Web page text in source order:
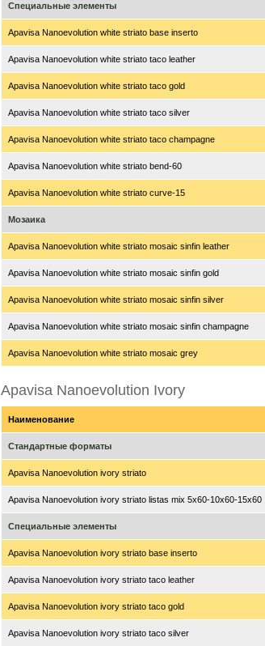
Специальные элементы
Apavisa Nanoevolution white striato base inserto
Apavisa Nanoevolution white striato taco leather
Apavisa Nanoevolution white striato taco gold
Apavisa Nanoevolution white striato taco silver
Apavisa Nanoevolution white striato taco champagne
Apavisa Nanoevolution white striato bend-60
Apavisa Nanoevolution white striato curve-15
Мозаика
Apavisa Nanoevolution white striato mosaic sinfin leather
Apavisa Nanoevolution white striato mosaic sinfin gold
Apavisa Nanoevolution white striato mosaic sinfin silver
Apavisa Nanoevolution white striato mosaic sinfin champagne
Apavisa Nanoevolution white striato mosaic grey
Apavisa Nanoevolution Ivory
Наименование
Стандартные форматы
Apavisa Nanoevolution ivory striato
Apavisa Nanoevolution ivory striato listas mix 5x60-10x60-15x60
Специальные элементы
Apavisa Nanoevolution ivory striato base inserto
Apavisa Nanoevolution ivory striato taco leather
Apavisa Nanoevolution ivory striato taco gold
Apavisa Nanoevolution ivory striato taco silver